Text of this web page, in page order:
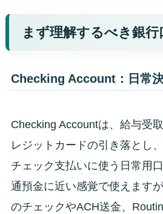
まず理解するべき銀行
Checking Account：日常
Checking Accountは、給与受
レジットカードの引き落とし
チェック支払いに使う日常用
通預金に近い感覚で使えます
のチェックやACH送金、